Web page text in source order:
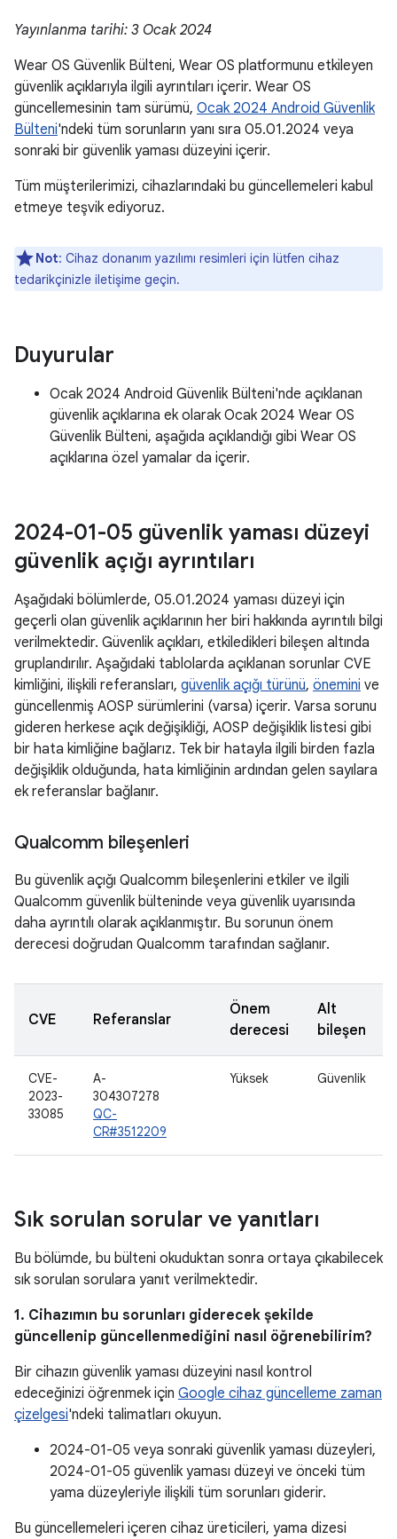
Yayınlanma tarihi: 3 Ocak 2024
Wear OS Güvenlik Bülteni, Wear OS platformunu etkileyen
güvenlik açıklarıyla ilgili ayrıntıları içerir. Wear OS
güncellemesinin tam sürümü, Ocak 2024 Android Güvenlik
Bülteni'ndeki tüm sorunların yanı sıra 05.01.2024 veya
sonraki bir güvenlik yaması düzeyini içerir.
Tüm müşterilerimizi, cihazlarındaki bu güncellemeleri kabul
etmeye teşvik ediyoruz.
Not: Cihaz donanım yazılımı resimleri için lütfen cihaz
tedarikçinizle iletişime geçin.
Duyurular
Ocak 2024 Android Güvenlik Bülteni'nde açıklanan
güvenlik açıklarına ek olarak Ocak 2024 Wear OS
Güvenlik Bülteni, aşağıda açıklandığı gibi Wear OS
açıklarına özel yamalar da içerir.
2024-01-05 güvenlik yaması düzeyi
güvenlik açığı ayrıntıları
Aşağıdaki bölümlerde, 05.01.2024 yaması düzeyi için
geçerli olan güvenlik açıklarının her biri hakkında ayrıntılı bilgi
verilmektedir. Güvenlik açıkları, etkiledikleri bileşen altında
gruplandırılır. Aşağıdaki tablolarda açıklanan sorunlar CVE
kimliğini, ilişkili referansları, güvenlik açığı türünü, önemini ve
güncellenmiş AOSP sürümlerini (varsa) içerir. Varsa sorunu
gideren herkese açık değişikliği, AOSP değişiklik listesi gibi
bir hata kimliğine bağlarız. Tek bir hatayla ilgili birden fazla
değişiklik olduğunda, hata kimliğinin ardından gelen sayılara
ek referanslar bağlanır.
Qualcomm bileşenleri
Bu güvenlik açığı Qualcomm bileşenlerini etkiler ve ilgili
Qualcomm güvenlik bülteninde veya güvenlik uyarısında
daha ayrıntılı olarak açıklanmıştır. Bu sorunun önem
derecesi doğrudan Qualcomm tarafından sağlanır.
CVE Referanslar
Önem
derecesi
Alt
bileşen
CVE-
2023-
33085
A-
304307278
QC-
CR#3512209
Yüksek Güvenlik
Sık sorulan sorular ve yanıtları
Bu bölümde, bu bülteni okuduktan sonra ortaya çıkabilecek
sık sorulan sorulara yanıt verilmektedir.
1. Cihazımın bu sorunları giderecek şekilde
güncellenip güncellenmediğini nasıl öğrenebilirim?
Bir cihazın güvenlik yaması düzeyini nasıl kontrol
edeceğinizi öğrenmek için Google cihaz güncelleme zaman
çizelgesi'ndeki talimatları okuyun.
2024-01-05 veya sonraki güvenlik yaması düzeyleri,
2024-01-05 güvenlik yaması düzeyi ve önceki tüm
yama düzeyleriyle ilişkili tüm sorunları giderir.
Bu güncellemeleri içeren cihaz üreticileri, yama dizesi